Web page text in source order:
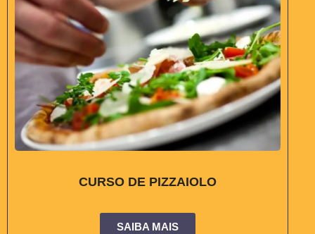
CURSO DE PIZZAIOLO
SAIBA MAIS